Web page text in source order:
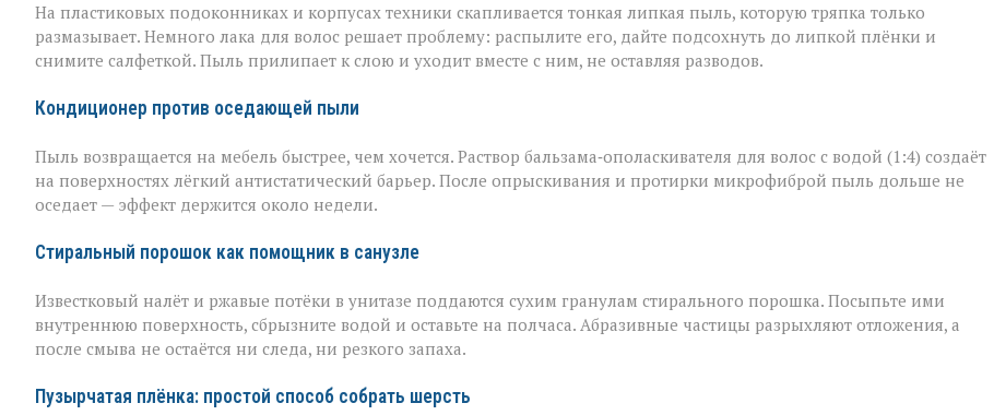
На пластиковых подоконниках и корпусах техники скапливается тонкая липкая пыль, которую тряпка только
размазывает. Немного лака для волос решает проблему: распылите его, дайте подсохнуть до липкой плёнки и
снимите салфеткой. Пыль прилипает к слою и уходит вместе с ним, не оставляя разводов.
Кондиционер против оседающей пыли
Пыль возвращается на мебель быстрее, чем хочется. Раствор бальзама‑ополаскивателя для волос с водой (1:4) создаёт
на поверхностях лёгкий антистатический барьер. После опрыскивания и протирки микрофиброй пыль дольше не
оседает — эффект держится около недели.
Стиральный порошок как помощник в санузле
Известковый налёт и ржавые потёки в унитазе поддаются сухим гранулам стирального порошка. Посыпьте ими
внутреннюю поверхность, сбрызните водой и оставьте на полчаса. Абразивные частицы разрыхляют отложения, а
после смыва не остаётся ни следа, ни резкого запаха.
Пузырчатая плёнка: простой способ собрать шерсть